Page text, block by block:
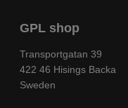
GPL shop
Transportgatan 39
422 46 Hisings Backa
Sweden